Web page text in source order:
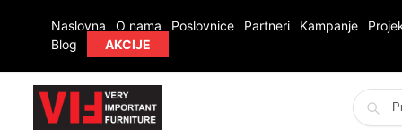
Naslovna O nama Poslovnice Partneri Kampanje
Blog
AKCIJE